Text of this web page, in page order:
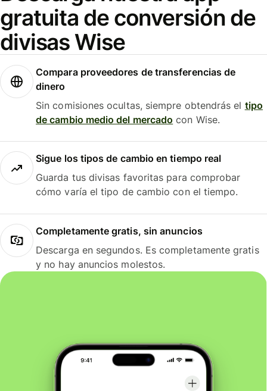
gratuita de conversión de
divisas Wise
Compara proveedores de transferencias de
dinero
Sin comisiones ocultas, siempre obtendrás el tipo
de cambio medio del mercado con Wise.
Sigue los tipos de cambio en tiempo real
Guarda tus divisas favoritas para comprobar
cómo varía el tipo de cambio con el tiempo.
Completamente gratis, sin anuncios
Descarga en segundos. Es completamente gratis
y no hay anuncios molestos.